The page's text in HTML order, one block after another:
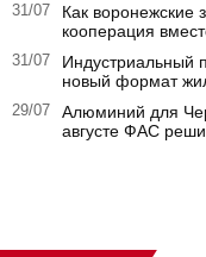
31/07
Как воронежские
кооперация
31/07
Индустриальный
новый формат
29/07
Алюминий для
августе ФАС